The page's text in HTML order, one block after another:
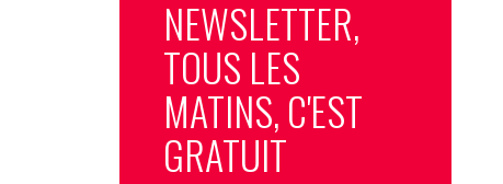
NEWSLETTER,
TOUS LES
MATINS, C'EST
GRATUIT